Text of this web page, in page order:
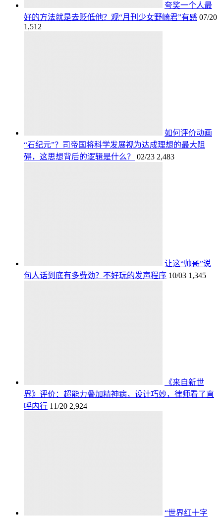
夸奖一个人最
好的方法就是去贬低他？观“月刊少女野崎君”有感 07/20
1,512
如何评价动画
“石纪元”？司帝国将科学发展视为达成理想的最大阻
碍，这思想背后的逻辑是什么？
02/23 2,483
让这“帅哥”说
句人话到底有多费劲？不好玩的发声程序 10/03 1,345
《来自新世
界》评价：超能力叠加精神病，设计巧妙，律师看了直
呼内行 11/20 2,924
“世界红十字